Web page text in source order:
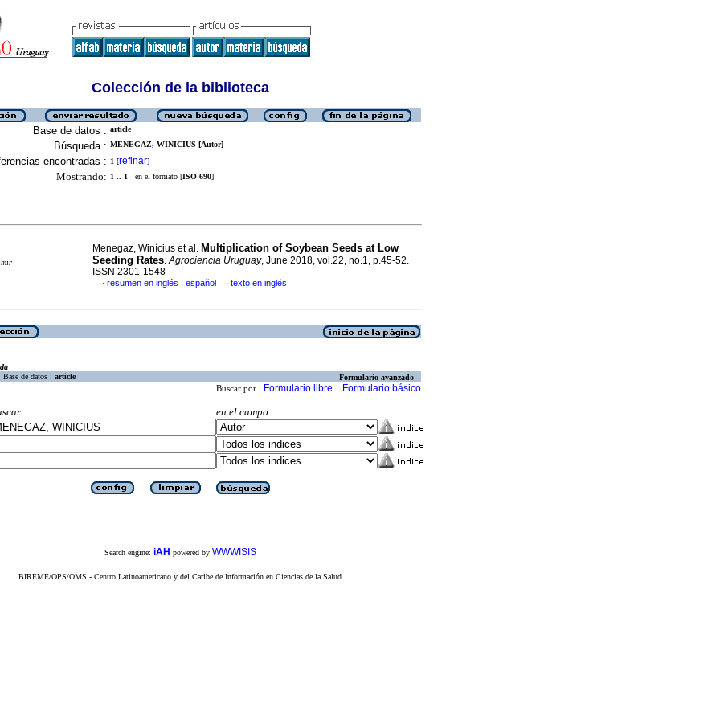
Colección de la biblioteca
Base de datos : article
Búsqueda : MENEGAZ, WINICIUS [Autor]
encontradas : 1 [refinar]
Mostrando: 1 .. 1 en el formato [ISO 690]
Menegaz, Winícius et al. Multiplication of Soybean Seeds at Low
Seeding Rates.Agrociencia Uruguay, June 2018, vol.22, no.1, p.45-52.
ISSN 2301-1548
· resumen en inglés español · texto en inglés
Base de datos : article Formulario avanzado
Buscar por : Formulario libre Formulario básico
en el campo
Search engine: iAH powered by WWWISIS
BIREME/OPS/OMS - Centro Latinoamericano y del Caribe de Información en Ciencias de la Salud